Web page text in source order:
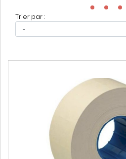
Trier par :